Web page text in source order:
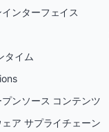
ンターフェイス
タイム
ンソース コンテンツ
ア サプライチェーン